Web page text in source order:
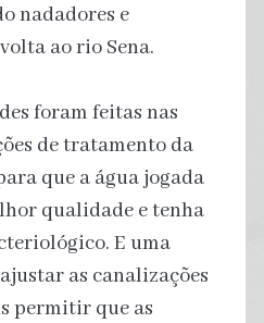
nadadores e
ao rio Sena.
foram feitas nas
de tratamento da
que a água jogada
qualidade e tenha
E uma
as canalizações
permitir que as